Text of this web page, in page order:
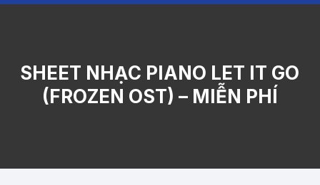
SHEET NHẠC PIANO LET IT GO
(FROZEN OST) – MIỄN PHÍ